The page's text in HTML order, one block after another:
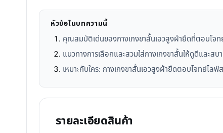
หัวข้อในบทความนี้
คุณสมบัติเด่นของกางเกงขาสั้นเอวสูงผ้ายืดที่ตอบโจท
แนวทางการเลือกและสวมใส่กางเกงขาสั้นให้ดูดีและสบ
เหมาะกับใคร: กางเกงขาสั้นเอวสูงผ้ายืดตอบโจทย์ไล
รายละเอียดสินค้า